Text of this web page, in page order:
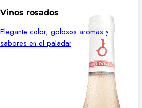
Vinos rosados
Elegante color, golosos aromas y
sabores en el paladar